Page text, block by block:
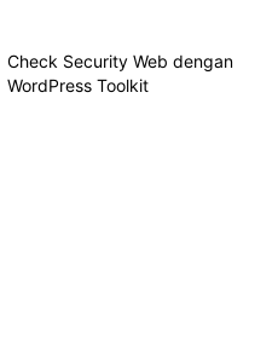
Check Security Web dengan
WordPress Toolkit